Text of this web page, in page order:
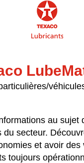
au sujet
du secteur.
et avoir des
toujours